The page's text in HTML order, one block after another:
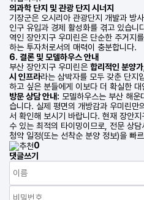
의과학 단지 및 관광 단지 시너지
기장군은 오시리아 관광단지 개발과 방
인구 유입과 경제 활성화를 겪고 있습니
역인 장안지구 우미린은 단순한 주거지
하는 투자처로서의 매력이 충분합니다.
6. 결론 및 모델하우스 안내
부산 장안지구 우미린은 합리적인 분양
시 인프라라는 삼박자를 모두 갖춘 단지
하고 싶은 분들에게 이보다 더 확실한 대
방문 상담 안내: 모델하우스는 부산 해
습니다. 실제 평면의 개방감과 우미린만
서 확인해 보시기 바랍니다. 현재 장안
수 있는 최적의 타이밍이므로, 전문 상
청약 일정(또는 선착순 분양 정보)을 빠
0
댓글쓰기